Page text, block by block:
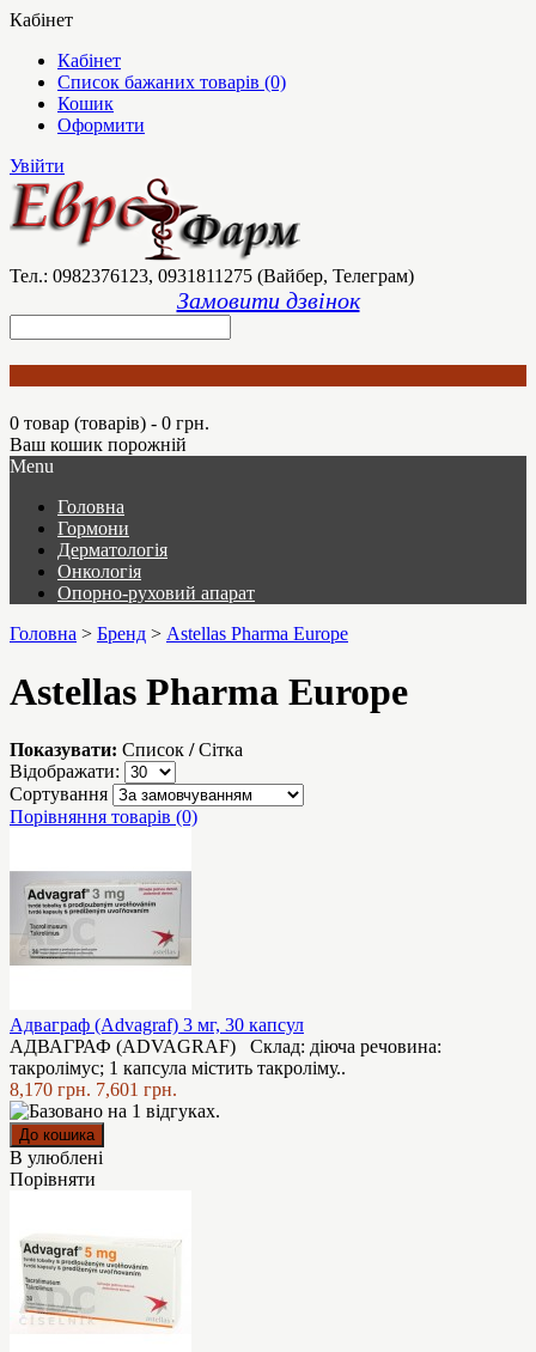
Кабінет
Кабінет
Список бажаних товарів (0)
Кошик
Оформити
Увійти
Тел.: 0982376123, 0931811275 (Вайбер, Телеграм)
Замовити дзвінок
0 товар (товарів) - 0 грн.
Ваш кошик порожній
Menu
Головна
Гормони
Дерматологія
Онкологія
Опорно-руховий апарат
Головна > Бренд > Astellas Pharma Europe
Astellas Pharma Europe
Показувати: Список / Сітка
Відображати:
Сортування
Порівняння товарів (0)
Адваграф (Advagraf) 3 мг, 30 капсул
АДВАГРАФ (ADVAGRAF) Склад: діюча речовина:
такролімус; 1 капсула містить такроліму..
8,170 грн. 7,601 грн.
В улюблені
Порівняти